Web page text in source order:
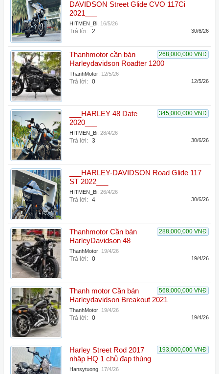
DAVIDSON Street Glide CVO 117Ci
2021___
HITMEN_Bi 16/5/26
Trả lời: 2 30/6/26
268,000,000 VNĐ
Thanhmotor cần bán
Harleydavidson Roadter 1200
ThanhMotor 12/5/26
Trả lời: 0 12/5/26
345,000,000 VNĐ
___HARLEY 48 Date
2020___
HITMEN_Bi 28/4/26
Trả lời: 3 30/6/26
___HARLEY-DAVIDSON Road Glide 117
ST 2022___
HITMEN_Bi 26/4/26
Trả lời: 4 30/6/26
288,000,000 VNĐ
Thanhmotor Cần bán
HarleyDavidson 48
ThanhMotor 19/4/26
Trả lời: 0 19/4/26
568,000,000 VNĐ
Thanh motor Cần bán
Harleydavidson Breakout 2021
ThanhMotor 19/4/26
Trả lời: 0 19/4/26
193,000,000 VNĐ
Harley Street Rod 2017
nhập HQ 1 chủ đạp thùng
Hansytuong 17/4/26